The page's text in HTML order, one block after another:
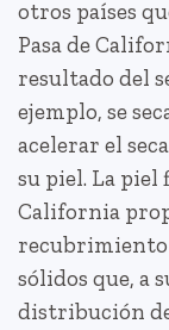
otros países
Pasa de
resultado del
ejemplo, se
acelerar el
su piel. La piel
California
recubrimiento
sólidos que, a
distribución